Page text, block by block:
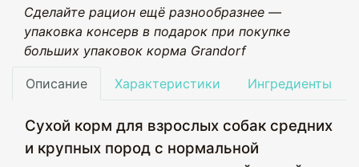
Сделайте рацион ещё разнообразнее —
упаковка консерв в подарок при покупке
больших упаковок корма Grandorf
Описание Характеристики Ингредиенты
Сухой корм для взрослых собак средних
и крупных пород с нормальной